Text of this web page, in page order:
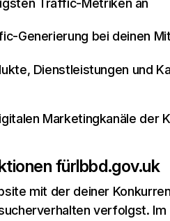
Traffic-Metriken an
Generierung bei deinen
Dienstleistungen und
Marketingkanäle der
fürlbbd.gov.uk
mit der deiner
verfolgst. Im